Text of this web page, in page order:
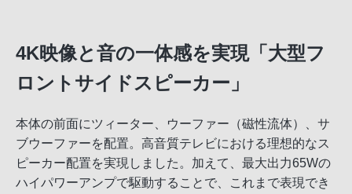
4K映像と音の一体感を実現「大型フ
ロントサイドスピーカー」
本体の前面にツィーター、ウーファー（磁性流体）、サ
ブウーファーを配置。高音質テレビにおける理想的なス
ピーカー配置を実現しました。加えて、最大出力65Wの
ハイパワーアンプで駆動することで、これまで表現でき